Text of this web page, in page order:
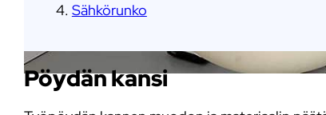
Sähkörunko
Pöydän kansi